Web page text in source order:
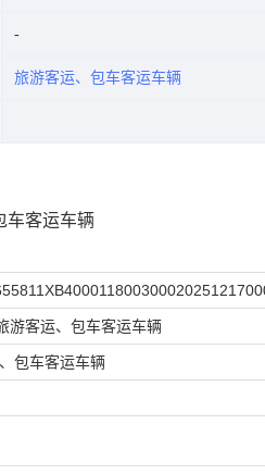
旅游客运、包车客运车辆
车客运车辆
游客运、包车客运车辆
包车客运车辆